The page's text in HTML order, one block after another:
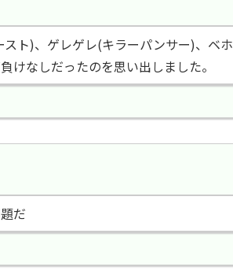
ト)、ゲレゲレ(キラーパンサー)、ベ
けなしだったのを思い出しました。
だ